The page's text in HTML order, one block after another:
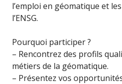
l’emploi en géomatique et
l’ENSG.
Pourquoi participer ?
– Rencontrez des profils
métiers de la géomatique.
– Présentez vos